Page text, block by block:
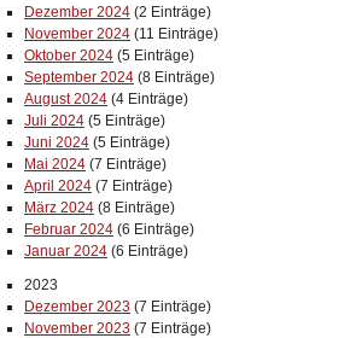
Dezember 2024 (2 Einträge)
November 2024 (11 Einträge)
Oktober 2024 (5 Einträge)
September 2024 (8 Einträge)
August 2024 (4 Einträge)
Juli 2024 (5 Einträge)
Juni 2024 (5 Einträge)
Mai 2024 (7 Einträge)
April 2024 (7 Einträge)
März 2024 (8 Einträge)
Februar 2024 (6 Einträge)
Januar 2024 (6 Einträge)
2023
Dezember 2023 (7 Einträge)
November 2023 (7 Einträge)